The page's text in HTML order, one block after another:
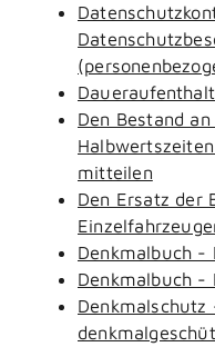
Den Bestand
mitteilen
Den Ersatz der
Denkmalbuch -
Denkmalbuch -